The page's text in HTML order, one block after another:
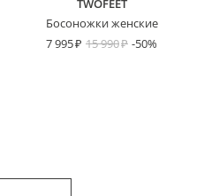
TWOFEET
Босоножки женские
7 995
15 990 -50%